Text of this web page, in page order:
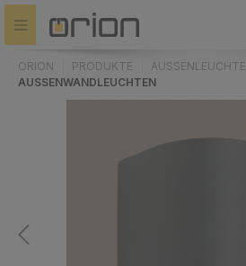
springen
ORION PRODUKTE
AUSSENLEUCHTEN
AUSSENWANDLEUCHTEN